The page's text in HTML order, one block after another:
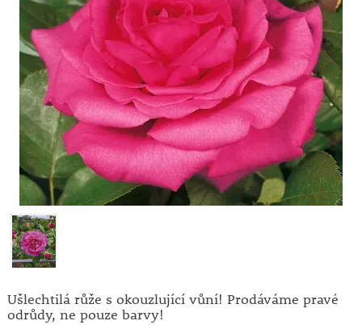
Ušlechtilá růže s okouzlující vůní! Prodáváme pravé
odrůdy, ne pouze barvy!